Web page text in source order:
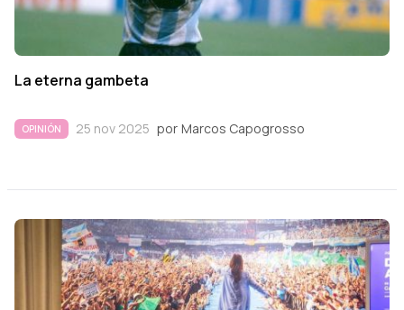
La eterna gambeta
OPINIÓN 25 nov 2025 por Marcos Capogrosso